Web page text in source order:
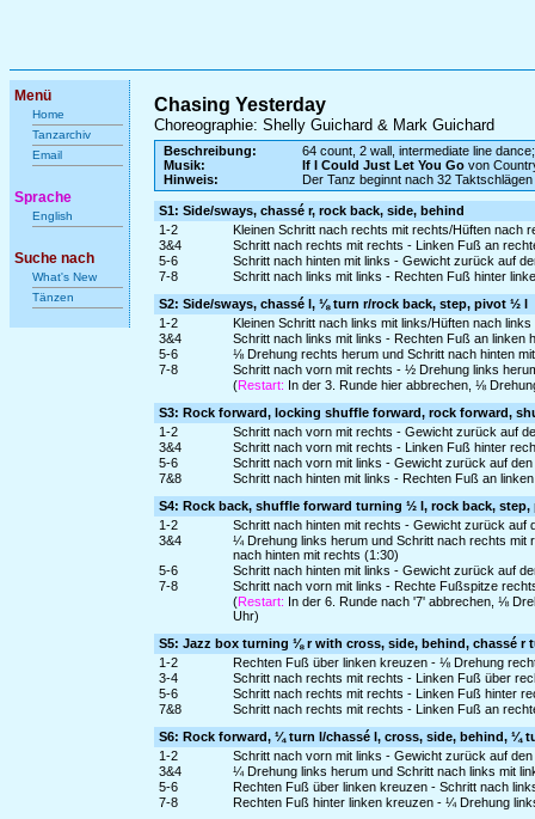
Menü
Home
Tanzarchiv
Email
Sprache
English
Suche nach
What's New
Tänzen
Chasing Yesterday
Choreographie: Shelly Guichard & Mark Guichard
Beschreibung:
64 count, 2 wall, intermediate line
Musik:
If I Could Just Let You Govon
Hinweis:
Der Tanz beginnt nach 32 Taktschlägen
S1: Side/sways, chassé r, rock back, side, behind
1-2
Kleinen Schritt nach rechts mit rechts/Hüften nach
3&4
Schritt nach rechts mit rechts - Linken Fuß an
5-6
Schritt nach hinten mit links - Gewicht zurück auf
7-8
Schritt nach links mit links - Rechten Fuß hinter
S2: Side/sways, chassé l, ⅛ turn r/rock back, step, pivot ½ l
1-2
Kleinen Schritt nach links mit links/Hüften nach
3&4
Schritt nach links mit links - Rechten Fuß an linken
5-6
⅛ Drehung rechts herum und Schritt nach hinten
7-8
Schritt nach vorn mit rechts - ½ Drehung links
(Restart: In der 3. Runde hier abbrechen, ⅛
S3: Rock forward, locking shuffle forward, rock forward,
1-2
Schritt nach vorn mit rechts - Gewicht zurück auf
3&4
Schritt nach vorn mit rechts - Linken Fuß hinter
5-6
Schritt nach vorn mit links - Gewicht zurück auf
7&8
Schritt nach hinten mit links - Rechten Fuß an
S4: Rock back, shuffle forward turning ½ l, rock back, step,
1-2
Schritt nach hinten mit rechts - Gewicht zurück auf
3&4
¼ Drehung links herum und Schritt nach rechts
nach hinten mit rechts (1:30)
5-6
Schritt nach hinten mit links - Gewicht zurück auf
7-8
Schritt nach vorn mit links - Rechte Fußspitze
(Restart: In der 6. Runde nach '7' abbrechen, ⅛
Uhr)
S5: Jazz box turning ⅛ r with cross, side, behind, chassé r
1-2
Rechten Fuß über linken kreuzen - ⅛ Drehung
3-4
Schritt nach rechts mit rechts - Linken Fuß über
5-6
Schritt nach rechts mit rechts - Linken Fuß hinter
7&8
Schritt nach rechts mit rechts - Linken Fuß an
S6: Rock forward, ¼ turn l/chassé l, cross, side, behind, ¼
1-2
Schritt nach vorn mit links - Gewicht zurück auf
3&4
¼ Drehung links herum und Schritt nach links mit
5-6
Rechten Fuß über linken kreuzen - Schritt nach
7-8
Rechten Fuß hinter linken kreuzen - ¼ Drehung